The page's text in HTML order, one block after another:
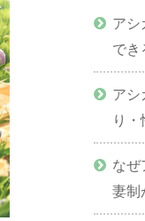
アシ
でき
アシ
り
なぜ
妻制